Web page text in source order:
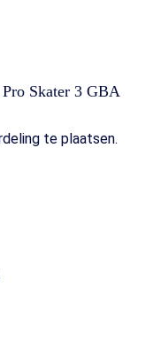
Pro Skater 3 GBA
te plaatsen.